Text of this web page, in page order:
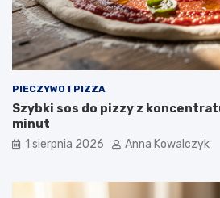
PIECZYWO I PIZZA
Szybki sos do pizzy z
minut
1 sierpnia 2026 Anna Kowalczyk